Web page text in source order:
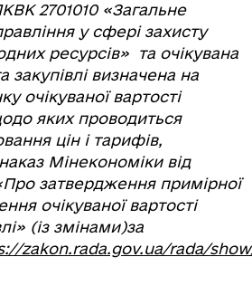
2701010 «Загальне
у сфері захисту
ресурсів» та очікувана
закупівлі визначена на
очікуваної вартості
яких проводиться
цін і тарифів,
Мінекономіки від
затвердження примірної
очікуваної вартості
(із змінами)за
zakon.rada.gov.ua/rada/